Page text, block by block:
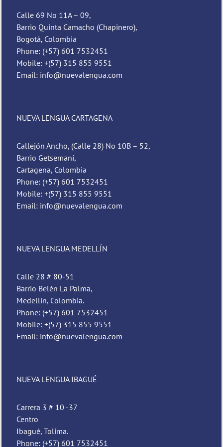
Calle 69 No 11A – 09,
Barrio Quinta Camacho (Chapinero),
Bogotá, Colombia
Phone: (+57) 601 7532451
Mobile: +(57) 315 855 9551
Email: info@nuevalengua.com
NUEVA LENGUA CARTAGENA
Callejón Ancho, (Calle 28) No 10B – 52,
Barrio Getsemaní,
Cartagena, Colombia
Phone: (+57) 601 7532451
Mobile: +(57) 315 855 9551
Email: info@nuevalengua.com
NUEVA LENGUA MEDELLÍN
Calle 28 # 80-51
Barrio Belén La Palma,
Medellín, Colombia.
Phone: (+57) 601 7532451
Mobile: +(57) 315 855 9551
Email: info@nuevalengua.com
NUEVA LENGUA IBAGUÉ
Carrera 3 # 10 -37
Centro
Ibagué, Tolima.
Phone: (+57) 601 7532451